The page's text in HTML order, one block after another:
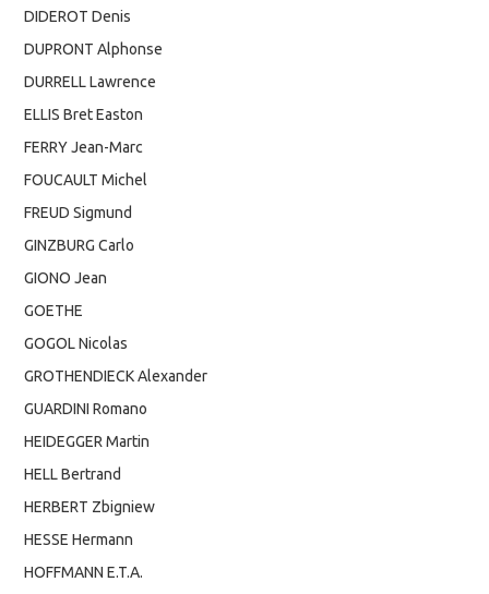
DIDEROT Denis
DUPRONT Alphonse
DURRELL Lawrence
ELLIS Bret Easton
FERRY Jean-Marc
FOUCAULT Michel
FREUD Sigmund
GINZBURG Carlo
GIONO Jean
GOETHE
GOGOL Nicolas
GROTHENDIECK Alexander
GUARDINI Romano
HEIDEGGER Martin
HELL Bertrand
HERBERT Zbigniew
HESSE Hermann
HOFFMANN E.T.A.